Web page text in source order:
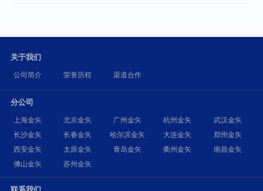
关于我们
公司简介 荣誉历程 渠道合作
分公司
上海金矢 北京金矢 广州金矢 杭州金矢
武汉金矢
长沙金矢
长春金矢 哈尔滨金矢 大连金矢
郑州金矢
西安金矢
太原金矢 青岛金矢 衢州金矢
南昌金矢
佛山金矢
苏州金矢